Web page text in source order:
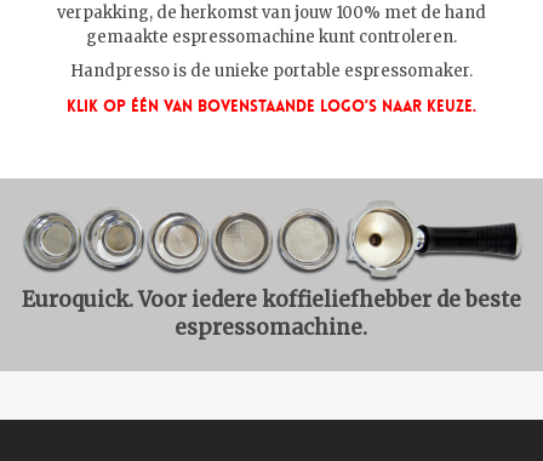
verpakking, de herkomst van jouw 100% met de hand
gemaakte espressomachine kunt controleren.
Handpresso is de unieke portable espressomaker.
Klik Op Één Van Bovenstaande Logo’s Naar Keuze.
Euroquick. Voor iedere koffieliefhebber de beste
espressomachine.